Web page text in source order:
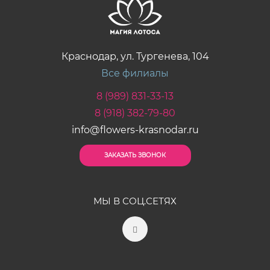
Краснодар, ул. Тургенева, 104
Все филиалы
8 (989) 831-33-13
8 (918) 382-79-80
info@flowers-krasnodar.ru
ЗАКАЗАТЬ ЗВОНОК
МЫ В СОЦ.СЕТЯХ